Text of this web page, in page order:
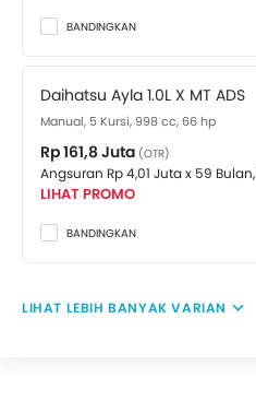
BANDINGKAN
Daihatsu Ayla 1.0L X MT ADS
Manual, 5 Kursi, 998 cc, 66 hp
Rp 161,8 Juta (OTR)
Angsuran Rp 4,01 Juta x 59 Bulan,
LIHAT PROMO
BANDINGKAN
LIHAT LEBIH BANYAK VARIAN